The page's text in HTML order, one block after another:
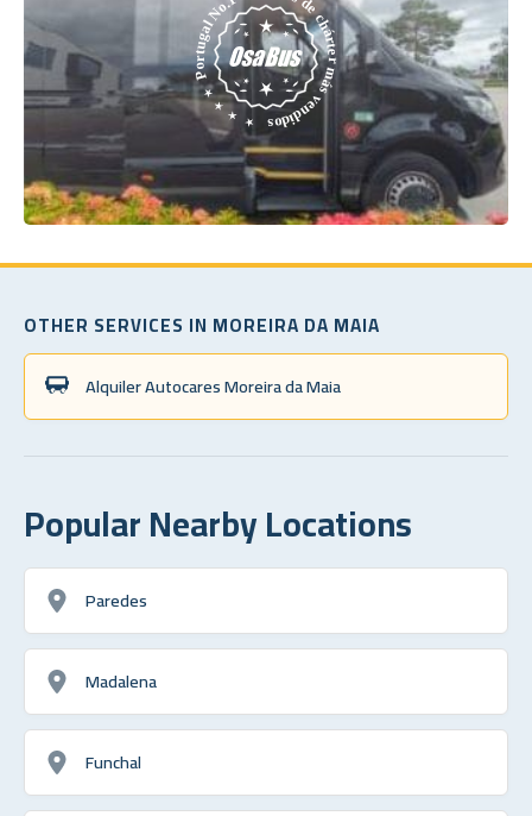
OTHER SERVICES IN MOREIRA DA MAIA
Alquiler Autocares Moreira da Maia
Popular Nearby Locations
Paredes
Madalena
Funchal